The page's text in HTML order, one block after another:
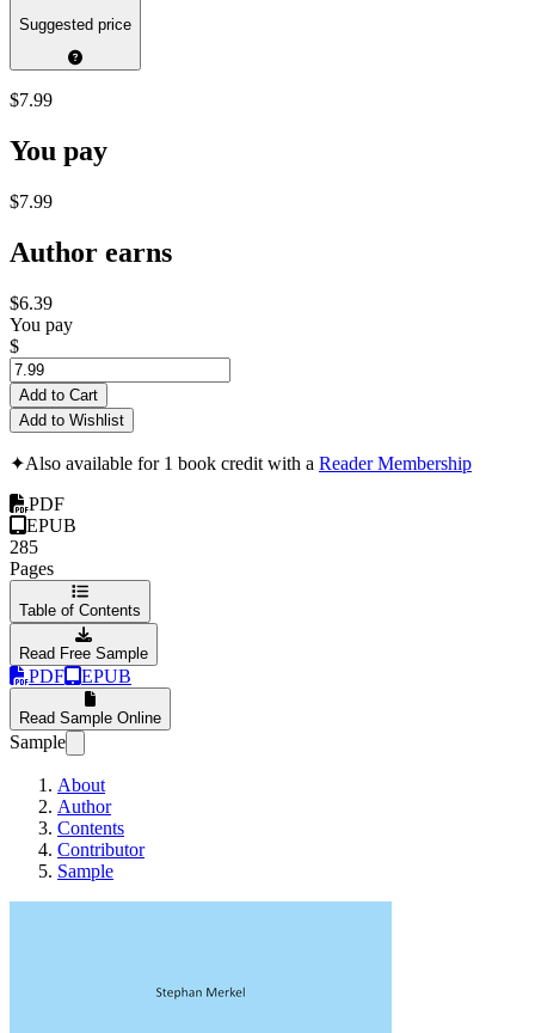
Suggested price
$7.99
You pay
$7.99
Author earns
$6.39
You pay
$
Add to Cart
Add to Wishlist
✦Also available for 1 book credit with a Reader Membership
PDF
EPUB
285
Pages
Table of Contents
Read Free Sample
PDF EPUB
Read Sample Online
Sample
About
Author
Contents
Contributor
Sample